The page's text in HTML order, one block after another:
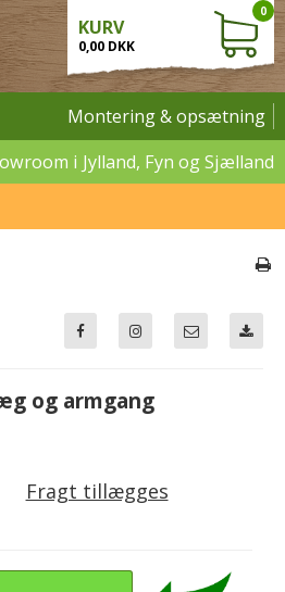
KURV
0,00 DKK
0
Montering & opsætning
i Jylland, Fyn og Sjælland
og armgang
Fragt tillægges